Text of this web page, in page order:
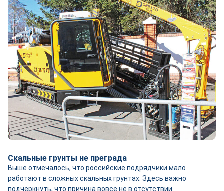
Скальные грунты не преграда
Выше отмечалось, что российские подрядчики мало
работают в сложных скальных грунтах. Здесь важно
подчеркнуть, что причина вовсе не в отсутствии